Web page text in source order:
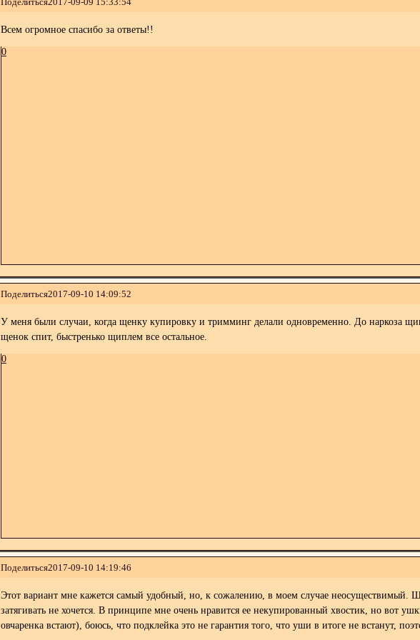
Всем огромное спасибо за ответы!!
0
Поделиться2017-09-10 14:09:52
У меня были случаи, когда щенку купировку и тримминг делали одновременно. До наркоза
щенок спит, быстренько щиплем все остальное.
0
Поделиться2017-09-10 14:19:46
Этот вариант мне кажется самый удобный, но, к сожалению, в моем случае неосуществимый.
затягивать не хочется. В принципе мне очень нравится ее некупированный хвостик, но вот
овчаренка встают), боюсь, что подклейка это не гарантия того, что уши в итоге не встанут,